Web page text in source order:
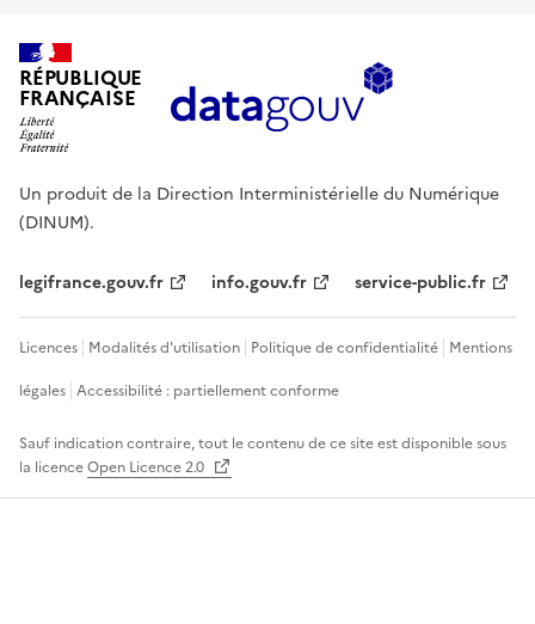
RÉPUBLIQUE
FRANÇAISE
Un produit de la Direction Interministérielle du Numérique
(DINUM).
legifrance.gouv.fr info.gouv.fr service-public.fr
Licences Modalités d'utilisation Politique de confidentialité Mentions
légales Accessibilité : partiellement conforme
Sauf indication contraire, tout le contenu de ce site est disponible sous
la licenceOpen Licence 2.0